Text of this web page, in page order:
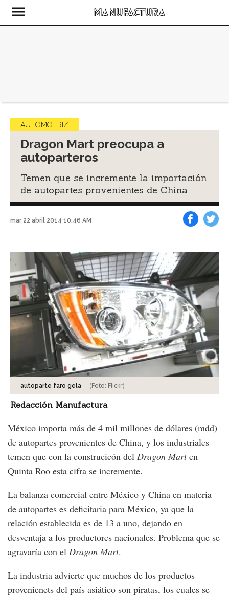
AUTOMOTRIZ
Dragon Mart preocupa a
autoparteros
Temen que se incremente la importación
de autopartes provenientes de China
mar 22 abril 2014 10:46 AM
autoparte faro gela - (Foto: Flickr)
Redacción Manufactura
México importa más de 4 mil millones de dólares (mdd)
de autopartes provenientes de China, y los industriales
temen que con la construcicón del Dragon Marten
Quinta Roo esta cifra se incremente.
La balanza comercial entre México y China en materia
de autopartes es deficitaria para México, ya que la
relación establecida es de 13 a uno, dejando en
desventaja a los productores nacionales. Problema que se
agravaría con el Dragon Mart.
La industria advierte que muchos de los productos
provenienets del país asiático son piratas, los cuales se